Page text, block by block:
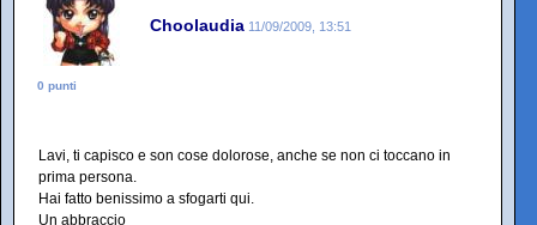
Choolaudia 11/09/2009, 13:51
0 punti
Lavi, ti capisco e son cose dolorose, anche se non ci toccano in
prima persona.
Hai fatto benissimo a sfogarti qui.
Un abbraccio